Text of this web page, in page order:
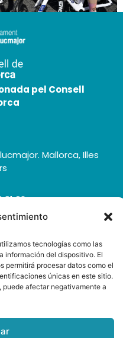
tecnologías como las
información del dispositivo. El
permitirá procesar datos como el
únicas en este sitio.
afectar negativamente a
Llucmajor
de 2026
pel Consell
Mallorca, Illes
91 62